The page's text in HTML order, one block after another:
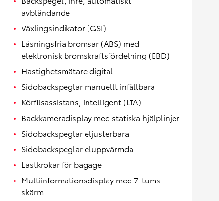
avbländande
Växlingsindikator (GSI)
Låsningsfria bromsar (ABS) med
elektronisk bromskraftsfördelning (EBD)
Hastighetsmätare digital
Sidobackspeglar manuellt infällbara
Körfilsassistans, intelligent (LTA)
Backkameradisplay med statiska hjälplinjer
Sidobackspeglar eljusterbara
Sidobackspeglar eluppvärmda
Lastkrokar för bagage
Multiinformationsdisplay med 7-tums
skärm